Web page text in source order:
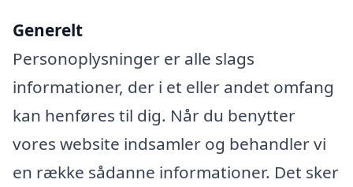
Generelt
Personoplysninger er alle slags
informationer, der i et eller andet omfang
kan henføres til dig. Når du benytter
vores website indsamler og behandler vi
en række sådanne informationer. Det sker